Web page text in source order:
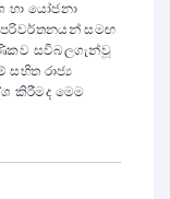
හා යෝජනා
සමඟ
සවිබලගැන්වූ
සහිත රාජ්‍ය
කිරීමද මෙම